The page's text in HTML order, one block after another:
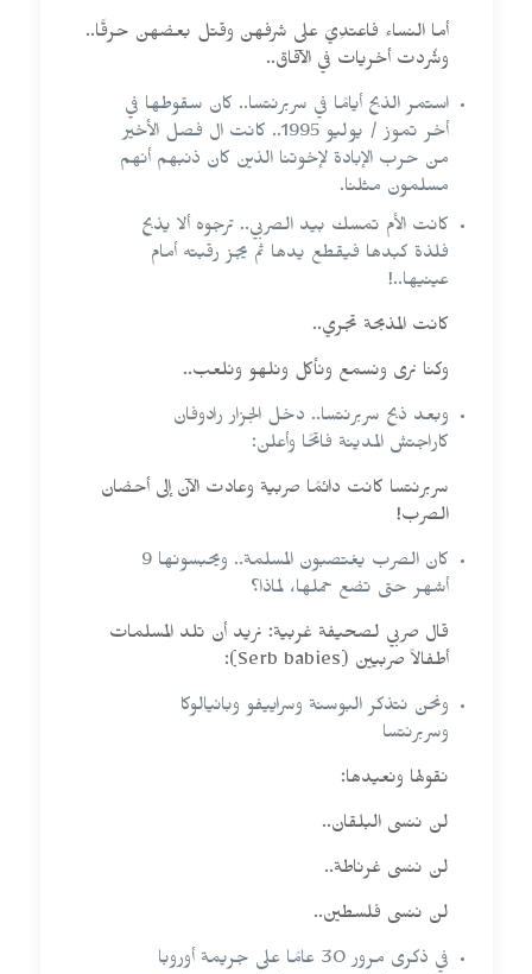
أما النساء فاعتدِيَ على شرفهن وقتل بعضهن حرقًا..
وشُردت أخريات في الآفاق..
استمر الذبح أيامًا في سربرنتسا.. كان سقوطها في
أخر تموز / يوليو 1995.. كانت ال فصل الأخير
من حرب الإبادة لإخوتنا الذين كان ذنبهم أنهم
مسلمون مثلنا.
كانت الأم تمسك بيد الصربي.. ترجوه ألا يذبح
فلذة كبدها فيقطع يدها ثم يجز رقبته أمام
عينيها..!
كانت المذبحة تجري..
وكنا نرى ونسمع ونأكل ونلهو ونلعب..
وبعد ذبح سربرنتسا.. دخل الجزار رادوفان
كاراجتش المدينة فاتحًا وأعلن:
سربرنتسا كانت دائمًا صربية وعادت الآن إلى أحضان
الصرب!
كان الصرب يغتصبون المسلمة.. ويحبسونها 9
أشهر حتى تضع حملها، لماذا؟
قال صربي لصحيفة غربية: نريد أن تلد المسلمات
أطفالاً صربيين (Serb babies):
ونحن نتذكر البوسنة وسراييفو وبانيالوكا
وسربرنتسا
نقولها ونعيدها:
لن ننسى البلقان..
لن ننسى غرناطة..
لن ننسى فلسطين..
في ذكرى مرور 30 عامًا على جريمة أوروبا